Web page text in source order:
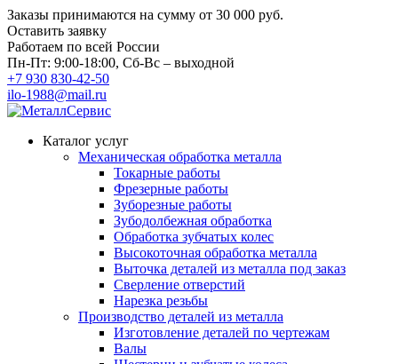
Заказы принимаются на сумму от 30 000 руб.
Оставить заявку
Работаем по всей России
Пн-Пт: 9:00-18:00, Сб-Вс – выходной
+7 930 830-42-50
ilo-1988@mail.ru
Каталог услуг
Механическая обработка металла
Токарные работы
Фрезерные работы
Зуборезные работы
Зубодолбежная обработка
Обработка зубчатых колес
Высокоточная обработка металла
Выточка деталей из металла под заказ
Сверление отверстий
Нарезка резьбы
Производство деталей из металла
Изготовление деталей по чертежам
Валы